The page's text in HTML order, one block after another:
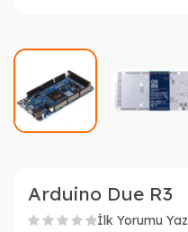
Arduino Due R3
İlk Yorumu Yaz